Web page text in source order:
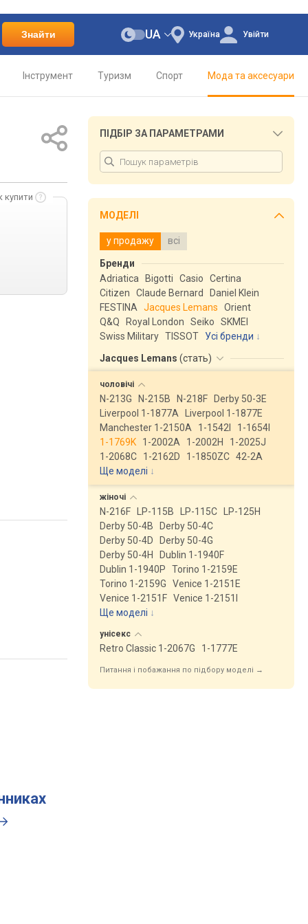
Знайти Україна
UA Увійти
Інструмент Туризм Спорт Мода та аксесуари
купити
ПІДБІР ЗА ПАРАМЕТРАМИ
МОДЕЛІ
у продажу всі
Бренди
Adriatica
Bigotti Casio
Certina
Citizen
Claude Bernard
Daniel Klein
FESTINA
Jacques Lemans
Orient
Q&Q
Royal London Seiko
SKMEI
Swiss Military TISSOT
Усі бренди
Jacques Lemans (стать)
чоловічі
N-213G N-215B N-218F
Derby 50-3E
Liverpool 1-1877A
Liverpool 1-1877E
Manchester 1-2150A
1-1542I
1-1654I
1-1769K
1-2002A 1-2002H
1-2025J
1-2068C
1-2162D 1-1850ZC 42-2A
Ще моделі ↓
жіночі
N-216F LP-115B LP-115C
LP-125H
Derby 50-4B
Derby 50-4C
Derby 50-4D
Derby 50-4G
Derby 50-4H
Dublin 1-1940F
Dublin 1-1940P
Torino 1-2159E
Torino 1-2159G
Venice 1-2151E
Venice 1-2151F Venice 1-2151I
Ще моделі ↓
унісекс
Retro Classic 1-2067G 1-1777E
Питання і побажання по підбору моделі →